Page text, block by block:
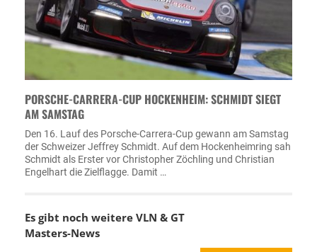
PORSCHE-CARRERA-CUP HOCKENHEIM: SCHMIDT SIEGT
AM SAMSTAG
Den 16. Lauf des Porsche-Carrera-Cup gewann am Samstag
der Schweizer Jeffrey Schmidt. Auf dem Hockenheimring sah
Schmidt als Erster vor Christopher Zöchling und Christian
Engelhart die Zielflagge. Damit …
Es gibt noch weitere VLN & GT
Masters-News